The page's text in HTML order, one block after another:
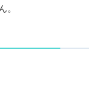
。